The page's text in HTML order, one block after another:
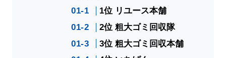
1位 リユース本舗
2位 粗大ゴミ回収隊
3位 粗大ゴミ回収本舗